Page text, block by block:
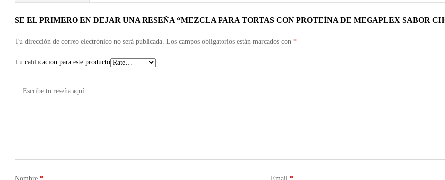
SE EL PRIMERO EN DEJAR UNA RESEÑA “MEZCLA PARA TORTAS CON PROTEÍNA DE MEGAPLEX SABOR
Tu dirección de correo electrónico no será publicada. Los campos obligatorios están marcados con *
Tu calificación para este producto
Nombre * Email *